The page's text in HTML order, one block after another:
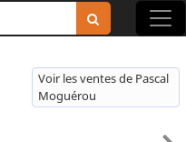
Voir les ventes de Pascal
Moguérou